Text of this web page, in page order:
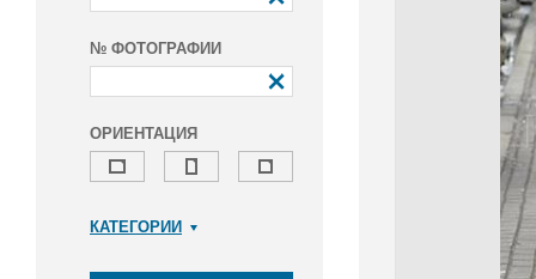
№ ФОТОГРАФИИ
ОРИЕНТАЦИЯ
КАТЕГОРИИ